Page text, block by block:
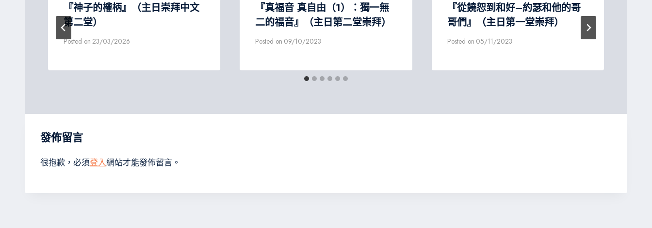
『神子的權柄』（主日崇拜中文
第二堂）
Posted on 23/03/2026
『真福音 真自由（1）：獨一無
二的福音』（主日第二堂崇拜）
Posted on 09/10/2023
『從饒恕到和好–約瑟和他的哥
哥們』（主日第一堂崇拜）
Posted on 05/11/2023
發佈留言
很抱歉，必須登入網站才能發佈留言。